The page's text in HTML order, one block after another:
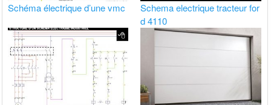
Schéma électrique d’une vmc
Schema electrique tracteur for
d 4110